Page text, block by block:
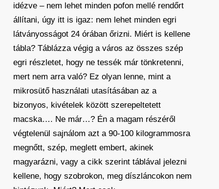
idézve – nem lehet minden pofon mellé rendőrt
állítani, úgy itt is igaz: nem lehet minden egri
látványosságot 24 órában őrizni. Miért is kellene
tábla? Táblázza végig a város az összes szép
egri részletet, hogy ne tessék már tönkretenni,
mert nem arra való? Ez olyan lenne, mint a
mikrosütő használati utasításában az a
bizonyos, kivételek között szerepeltetett
macska…. Ne már…? Én a magam részéről
végtelenül sajnálom azt a 90-100 kilogrammosra
megnőtt, szép, meglett embert, akinek
magyarázni, vagy a cikk szerint táblával jelezni
kellene, hogy szobrokon, meg díszláncokon nem